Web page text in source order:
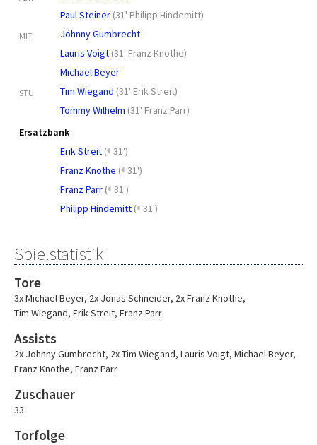
Paul Steiner (31' Philipp Hindemitt)
MIT
Johnny Gumbrecht
Lauris Voigt (31' Franz Knothe)
Michael Beyer
STU Tim Wiegand (31' Erik Streit)
Tommy Wilhelm (31' Franz Parr)
Ersatzbank
Erik Streit ( 31')
Franz Knothe ( 31')
Franz Parr ( 31')
Philipp Hindemitt ( 31')
Spielstatistik
Tore
3x Michael Beyer, 2x Jonas Schneider, 2x Franz Knothe,
Tim Wiegand, Erik Streit, Franz Parr
Assists
2x Johnny Gumbrecht, 2x Tim Wiegand, Lauris Voigt, Michael Beyer,
Franz Knothe, Franz Parr
Zuschauer
33
Torfolge